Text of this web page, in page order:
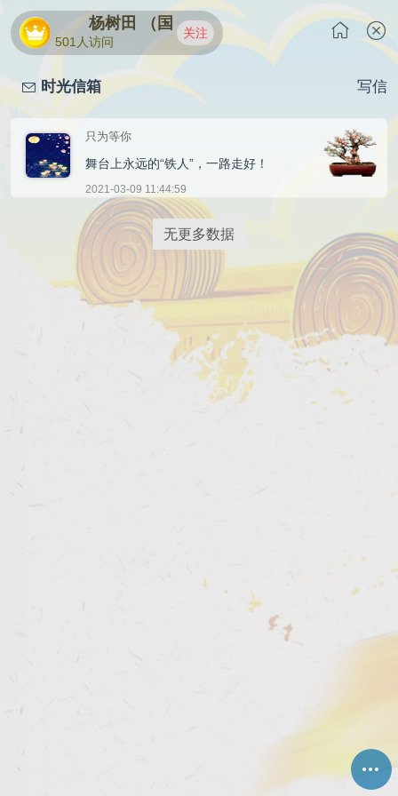
杨树田 （国家一级演员、中国戏剧家协会会
501人访问
关注
时光信箱 写信
只为等你
舞台上永远的“铁人”，一路走好！
2021-03-09 11:44:59
无更多数据